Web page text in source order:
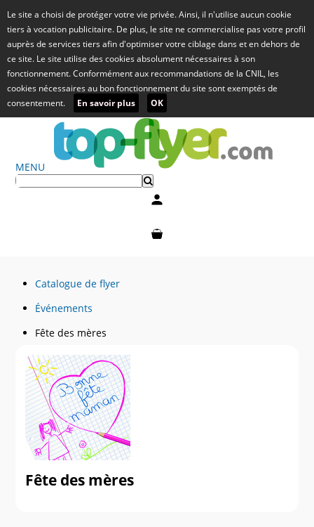
Le site a choisi de protéger votre vie privée. Ainsi, il n'utilise aucun cookie
tiers à vocation publicitaire. De plus, le site ne commercialise pas votre profil
auprès de services tiers afin d'optimiser votre ciblage dans et en dehors de
ce site. Le site utilise des cookies absolument nécessaires à son
fonctionnement. Conformément aux recommandations de la CNIL, les
cookies nécessaires au bon fonctionnement du site sont exemptés de
consentement.
En savoir plus OK
MENU
Catalogue de flyer
Événements
Fête des mères
Fête des mères